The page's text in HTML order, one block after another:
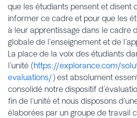
que les étudiants pensent et disent
informer ce cadre et pour que les
à leur apprentissage dans le cadre
globale de l'enseignement et de
La place de la voix des étudiants
l'unité (https://explorance.com/
evaluations/) est absolument
consolidé notre dispositif
fin de l'unité et nous disposons
élaborées par un groupe de travail